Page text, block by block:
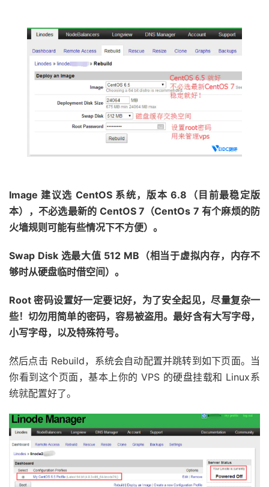
Image 建议选 CentOS 系统，版本 6.8（目前最稳定版
本），不必选最新的 CentOS 7（CentOs 7 有个麻烦的防
火墙规则可能有些情况下不方便）。
Swap Disk 选最大值 512 MB（相当于虚拟内存，内存不
够时从硬盘临时借空间）。
Root 密码设置好一定要记好，为了安全起见，尽量复杂一
些！切勿用简单的密码，容易被盗用。最好含有大写字母，
小写字母，以及特殊符号。
然后点击 Rebuild，系统会自动配置并跳转到如下页面。当
你看到这个页面，基本上你的 VPS 的硬盘挂载和 Linux系
统就配置好了。